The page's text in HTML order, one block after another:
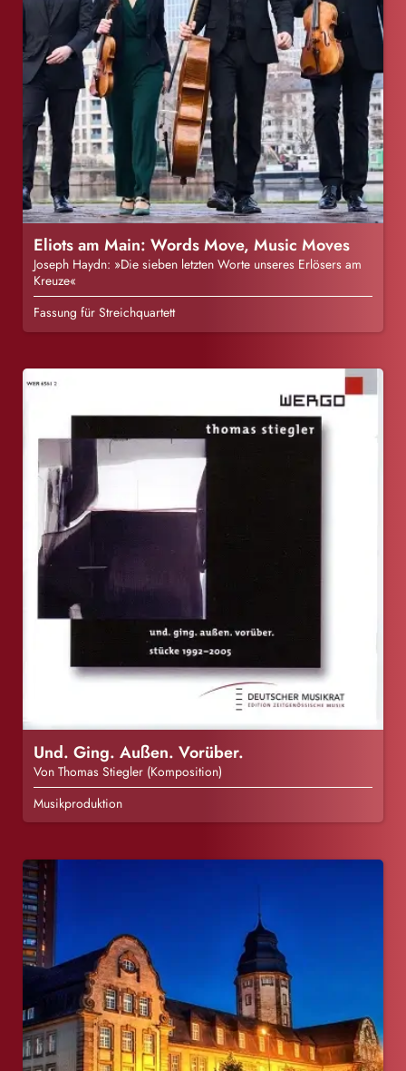
Eliots am Main: Words Move, Music Moves
Joseph Haydn: »Die sieben letzten Worte unseres Erlösers am
Kreuze«
Fassung für Streichquartett
Und. Ging. Außen. Vorüber.
Von Thomas Stiegler (Komposition)
Musikproduktion